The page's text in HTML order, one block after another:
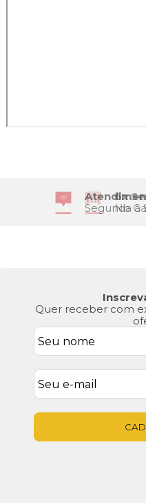
Segunda à
Quer receber com